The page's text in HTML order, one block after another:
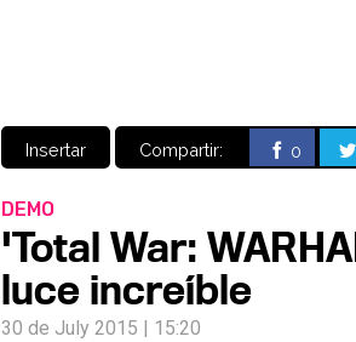
Insertar Compartir: 0
DEMO
'Total War:
luce increíble
30 de July 2015 | 15:20